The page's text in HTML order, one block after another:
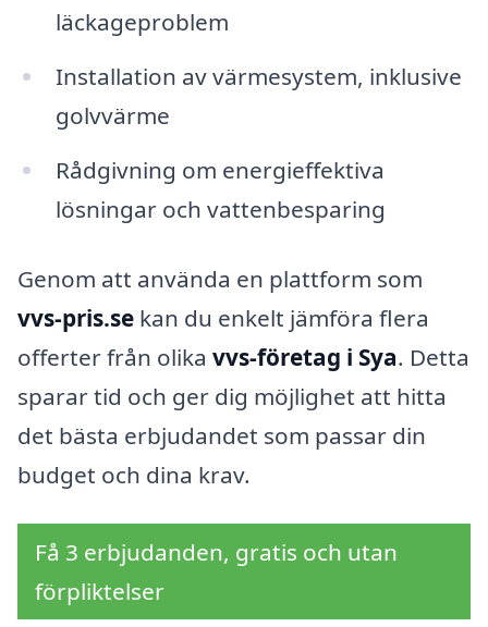
läckageproblem
Installation av värmesystem, inklusive
golvvärme
Rådgivning om energieffektiva
lösningar och vattenbesparing
Genom att använda en plattform som
vvs-pris.se kan du enkelt jämföra flera
offerter från olika vvs-företag i Sya. Detta
sparar tid och ger dig möjlighet att hitta
det bästa erbjudandet som passar din
budget och dina krav.
Få 3 erbjudanden, gratis och utan
förpliktelser